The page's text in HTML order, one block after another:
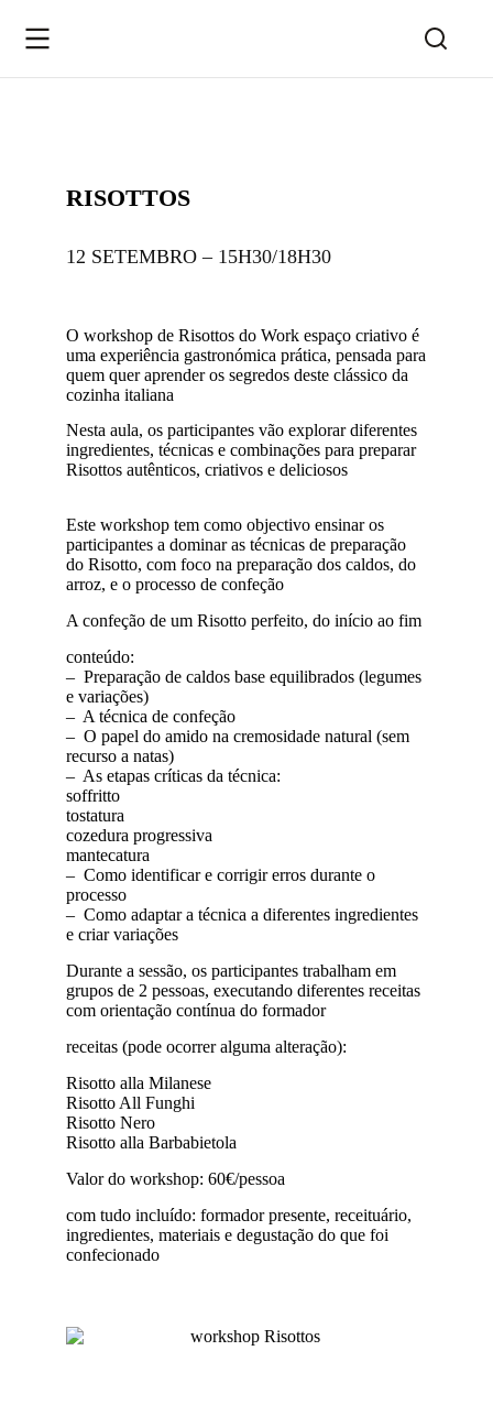
RISOTTOS
12 SETEMBRO – 15H30/18H30
O workshop de Risottos do Work espaço criativo é
uma experiência gastronómica prática, pensada para
quem quer aprender os segredos deste clássico da
cozinha italiana
Nesta aula, os participantes vão explorar diferentes
ingredientes, técnicas e combinações para preparar
Risottos autênticos, criativos e deliciosos
Este workshop tem como objectivo ensinar os
participantes a dominar as técnicas de preparação
do Risotto, com foco na preparação dos caldos, do
arroz, e o processo de confeção
A confeção de um Risotto perfeito, do início ao fim
conteúdo:
– Preparação de caldos base equilibrados (legumes
e variações)
– A técnica de confeção
– O papel do amido na cremosidade natural (sem
recurso a natas)
– As etapas críticas da técnica:
soffritto
tostatura
cozedura progressiva
mantecatura
– Como identificar e corrigir erros durante o
processo
– Como adaptar a técnica a diferentes ingredientes
e criar variações
Durante a sessão, os participantes trabalham em
grupos de 2 pessoas, executando diferentes receitas
com orientação contínua do formador
receitas (pode ocorrer alguma alteração):
Risotto alla Milanese
Risotto All Funghi
Risotto Nero
Risotto alla Barbabietola
Valor do workshop: 60€/pessoa
com tudo incluído: formador presente, receituário,
ingredientes, materiais e degustação do que foi
confecionado